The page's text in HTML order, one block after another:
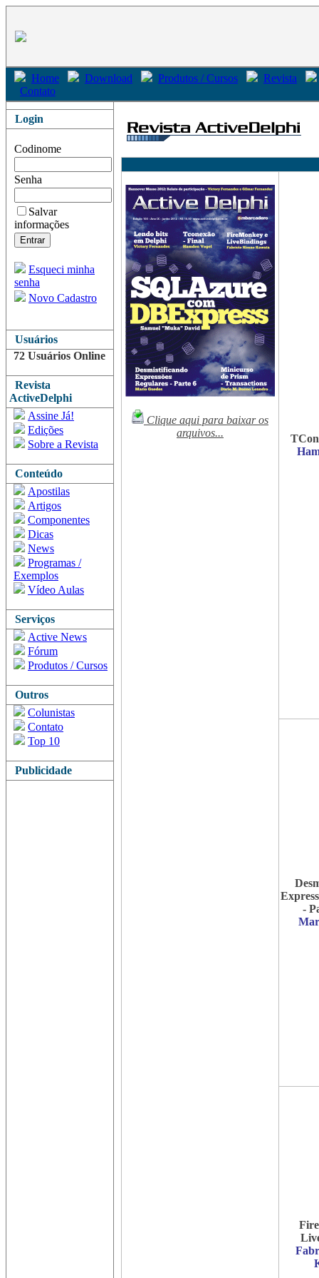
Home Download Produtos / Cursos
Revista
Contato
Login
Codinome
Senha
Salvar
informações
Esqueci minha
senha
Novo Cadastro
Usuários
72 Usuários Online
Revista
ActiveDelphi
Assine Já!
Edições
Sobre a Revista
Conteúdo
Apostilas
Artigos
Componentes
Dicas
News
Programas /
Exemplos
Vídeo Aulas
Serviços
Active News
Fórum
Produtos / Cursos
Outros
Colunistas
Contato
Top 10
Publicidade
Clique aqui para baixar os
arquivos...
-